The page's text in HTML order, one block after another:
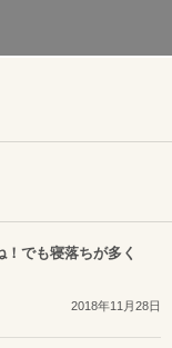
でも寝落ちが多く
2018年11月28日